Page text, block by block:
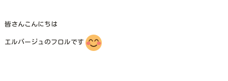
皆さんこんにちは
エルバージュのフロルです